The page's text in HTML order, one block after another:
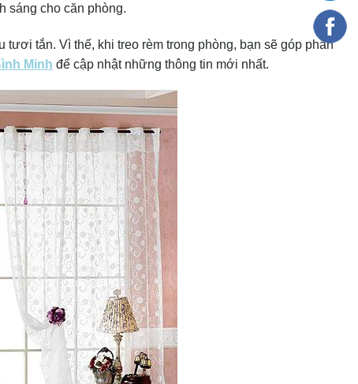
sáng cho căn phòng.
tắn. Vì thế, khi treo rèm trong phòng, bạn sẽ góp phần
Minh để cập nhật những thông tin mới nhất.